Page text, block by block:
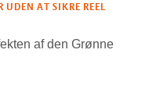
UDEN AT SIKRE REEL
af den Grønne